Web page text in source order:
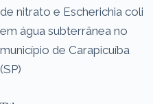
de nitrato e Escherichia coli
em água subterrânea no
município de Carapicuíba
(SP)